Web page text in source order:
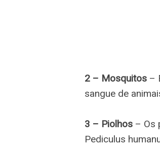
2 – Mosquitos –
sangue de
3 – Piolhos – Os
Pediculus